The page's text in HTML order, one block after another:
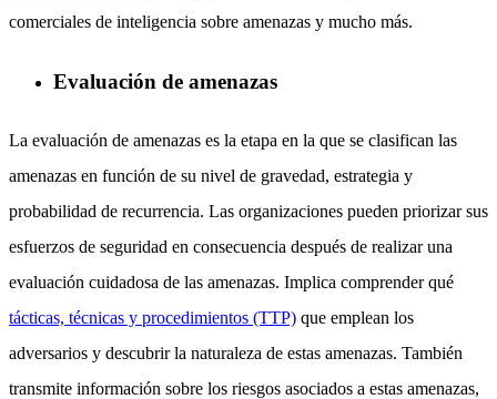
comerciales de inteligencia sobre amenazas y mucho más.
Evaluación de amenazas
La evaluación de amenazas es la etapa en la que se clasifican las
amenazas en función de su nivel de gravedad, estrategia y
probabilidad de recurrencia. Las organizaciones pueden priorizar sus
esfuerzos de seguridad en consecuencia después de realizar una
evaluación cuidadosa de las amenazas. Implica comprender qué
tácticas, técnicas y procedimientos (TTP) que emplean los
adversarios y descubrir la naturaleza de estas amenazas. También
transmite información sobre los riesgos asociados a estas amenazas,